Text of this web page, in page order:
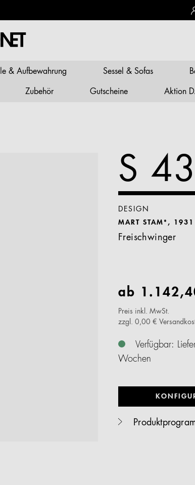
& Aufbewahrung Sessel & Sofas
Zubehör Gutscheine Aktion
S
DESIGN
MART STAM*, 1931
Freischwinger
ab
Preis inkl. MwSt.
zzgl. 0,00 €
Verfügbar:
Wochen